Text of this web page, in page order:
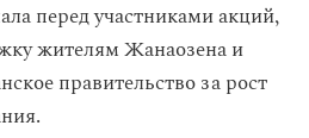
перед участниками акций,
жителям Жанаозена и
правительство за рост